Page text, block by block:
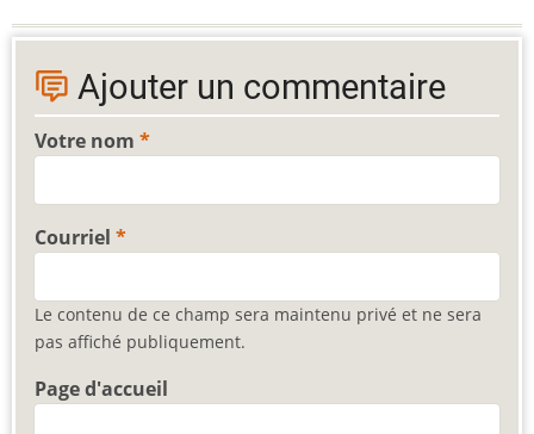
Ajouter un commentaire
Votre nom
Courriel
Le contenu de ce champ sera maintenu privé et ne sera
pas affiché publiquement.
Page d'accueil